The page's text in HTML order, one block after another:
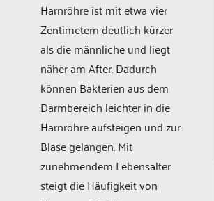
Harnröhre ist mit etwa vier
Zentimetern deutlich kürzer
als die männliche und liegt
näher am After. Dadurch
können Bakterien aus dem
Darmbereich leichter in die
Harnröhre aufsteigen und zur
Blase gelangen. Mit
zunehmendem Lebensalter
steigt die Häufigkeit von